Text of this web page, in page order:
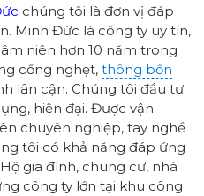
chúng tôi là đơn vị đáp
Minh Đức là công ty uy tín,
niên hơn 10 năm trong
cống nghẹt, thông bồn
lân cận. Chúng tôi đầu tư
hiện đại. Được vận
chuyên nghiệp, tay nghề
tôi có khả năng đáp ứng
gia đình, chung cư, nhà
công ty lớn tại khu công